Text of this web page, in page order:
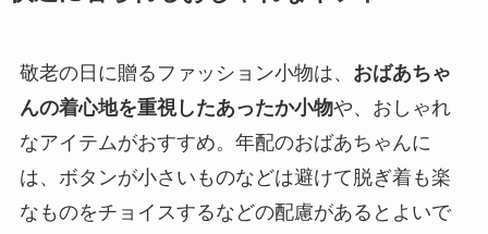
敬老の日に贈るファッション小物は、 おばあちゃ
んの着心地を重視したあったか小物や、おしゃれ
なアイテムがおすすめ。年配のおばあちゃんに
は、ボタンが小さいものなどは避けて脱ぎ着も楽
なものをチョイスするなどの配慮があるとよいで